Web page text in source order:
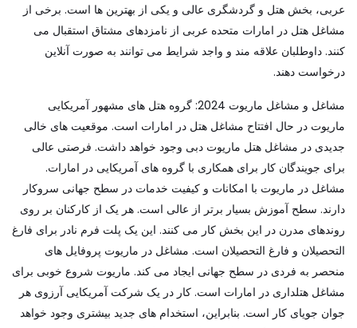
عربی، بخش هتل و گردشگری عالی و یکی از بهترین ها است. برخی از
مشاغل هتل در امارات متحده عربی از نامزدهای مشتاق استقبال می
کنند. داوطلبان علاقه مند و واجد شرایط می توانند به صورت آنلاین
درخواست دهند.
مشاغل و مشاغل ماریوت 2024: گروه هتل های مشهور آمریکایی
ماریوت در حال افتتاح مشاغل هتل در امارات است. موقعیت های خالی
جدیدی در مشاغل هتل ماریوت دبی وجود خواهد داشت. فرصتی عالی
برای جویندگان کار برای همکاری با گروه های آمریکایی در امارات.
مشاغل در ماریوت با امکانات و کیفیت خدمات در سطح جهانی سروکار
دارند. سطح آموزش بسیار برتر از عالی است. هر یک از کارکنان بر روی
روندهای مدرن در این بخش کار می کنند. این یک پلت فرم نادر برای فارغ
التحصیلان و فارغ التحصیلان است. مشاغل در ماریوت پروفایل های
منحصر به فردی در سطح جهانی ایجاد می کند. ماریوت شروع خوبی برای
مشاغل هتلداری در امارات است. کار در یک شرکت آمریکایی آرزوی هر
جوان جویای کار است. بنابراین، استخدام های جدید بیشتری وجود خواهد